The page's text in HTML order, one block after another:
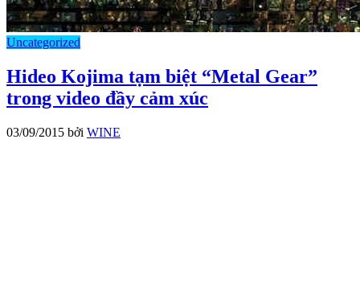
Uncategorized
Hideo Kojima tạm biệt “Metal Gear”
trong video đầy cảm xúc
03/09/2015 bởi WINE